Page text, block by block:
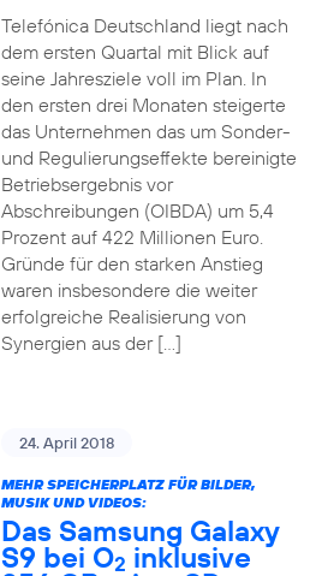
Telefónica Deutschland liegt nach
dem ersten Quartal mit Blick auf
seine Jahresziele voll im Plan. In
den ersten drei Monaten steigerte
das Unternehmen das um Sonder-
und Regulierungseffekte bereinigte
Betriebsergebnis vor
Abschreibungen (OIBDA) um 5,4
Prozent auf 422 Millionen Euro.
Gründe für den starken Anstieg
waren insbesondere die weiter
erfolgreiche Realisierung von
Synergien aus der […]
24. April 2018
MEHR SPEICHERPLATZ FÜR BILDER,
MUSIK UND VIDEOS:
Das Samsung Galaxy
S9 bei O2 inklusive